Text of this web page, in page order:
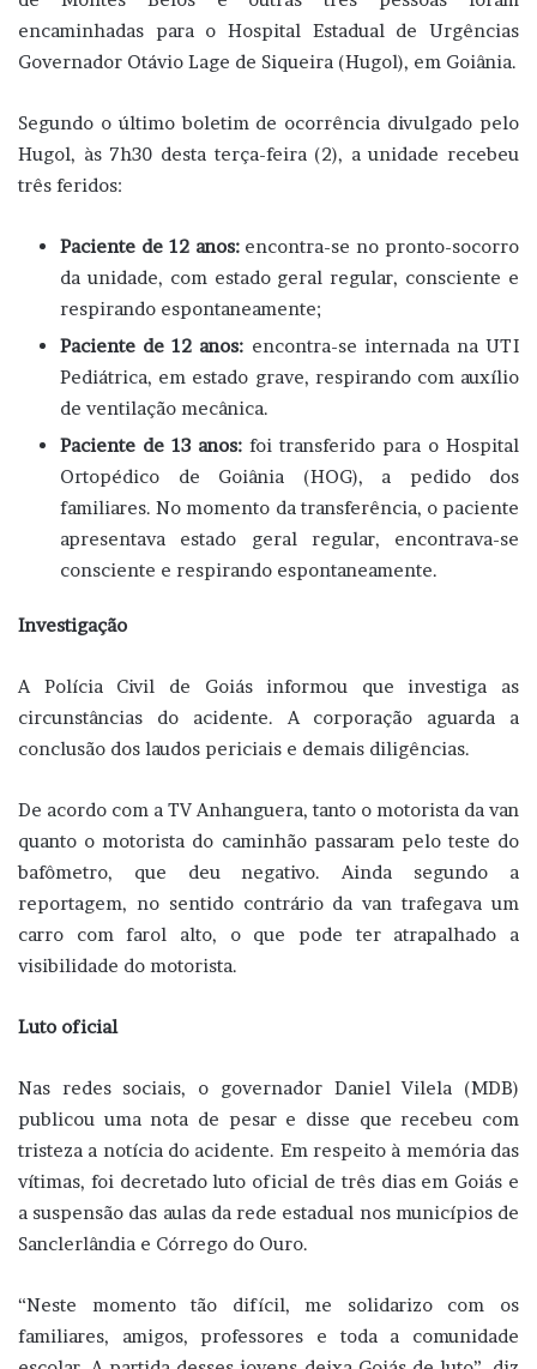
encaminhadas para o Hospital Estadual de Urgências
Governador Otávio Lage de Siqueira (Hugol), em Goiânia.
Segundo o último boletim de ocorrência divulgado pelo
Hugol, às 7h30 desta terça-feira (2), a unidade recebeu
três feridos:
Paciente de 12 anos: encontra-se no pronto-socorro
da unidade, com estado geral regular, consciente e
respirando espontaneamente;
Paciente de 12 anos: encontra-se internada na UTI
Pediátrica, em estado grave, respirando com auxílio
de ventilação mecânica.
Paciente de 13 anos: foi transferido para o Hospital
Ortopédico de Goiânia (HOG), a pedido dos
familiares. No momento da transferência, o paciente
apresentava estado geral regular, encontrava-se
consciente e respirando espontaneamente.
Investigação
A Polícia Civil de Goiás informou que investiga as
circunstâncias do acidente. A corporação aguarda a
conclusão dos laudos periciais e demais diligências.
De acordo com a TV Anhanguera, tanto o motorista da van
quanto o motorista do caminhão passaram pelo teste do
bafômetro, que deu negativo. Ainda segundo a
reportagem, no sentido contrário da van trafegava um
carro com farol alto, o que pode ter atrapalhado a
visibilidade do motorista.
Luto oficial
Nas redes sociais, o governador Daniel Vilela (MDB)
publicou uma nota de pesar e disse que recebeu com
tristeza a notícia do acidente. Em respeito à memória das
vítimas, foi decretado luto oficial de três dias em Goiás e
a suspensão das aulas da rede estadual nos municípios de
Sanclerlândia e Córrego do Ouro.
“Neste momento tão difícil, me solidarizo com os
familiares, amigos, professores e toda a comunidade